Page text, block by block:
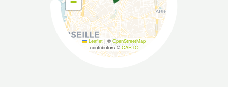
Leaflet | ©OpenStreetMap
contributors © CARTO